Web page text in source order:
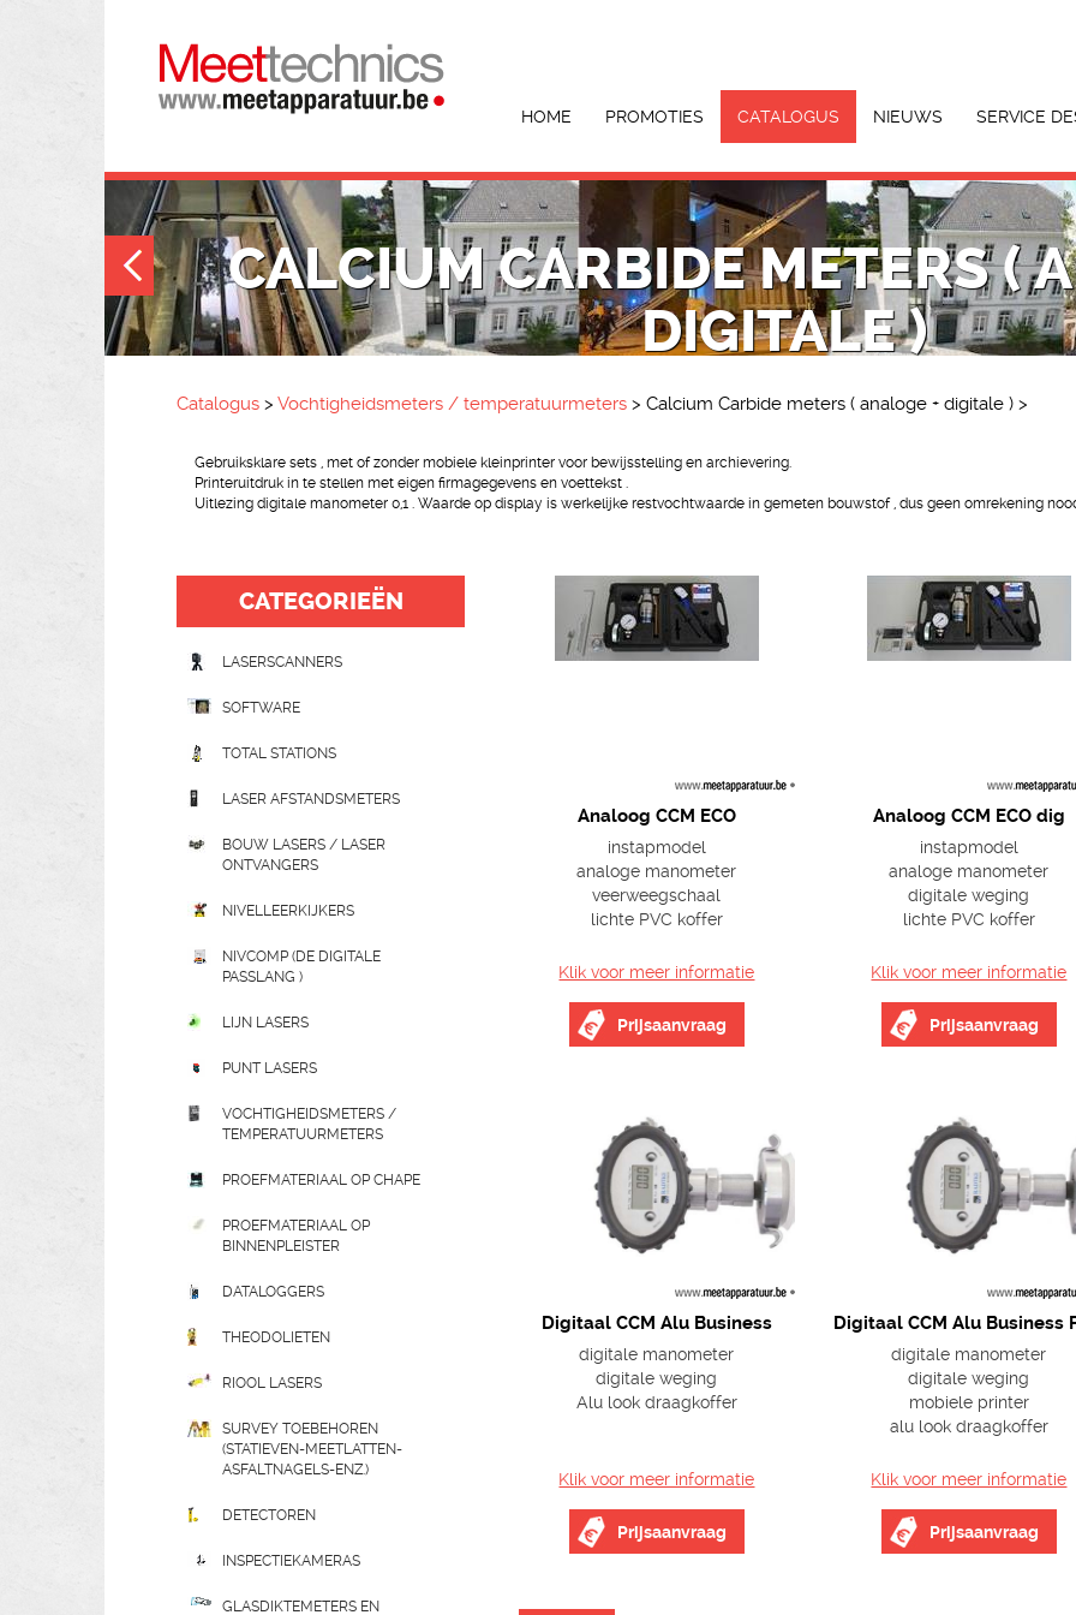
HOME PROMOTIES CATALOGUS NIEUWS SERVICE
CALCIUM CARBIDE METERS (
DIGITALE )
Catalogus > Vochtigheidsmeters / temperatuurmeters > Calcium Carbide meters ( analoge + digitale ) >
Gebruiksklare sets , met of zonder mobiele kleinprinter voor bewijsstelling en archievering.
Printeruitdruk in te stellen met eigen firmagegevens en voettekst .
Uitlezing digitale manometer 0,1 . Waarde op display is werkelijke restvochtwaarde in gemeten bouwstof , dus geen omrekening
CATEGORIEËN
LASERSCANNERS
SOFTWARE
TOTAL STATIONS
LASER AFSTANDSMETERS
BOUW LASERS / LASER
ONTVANGERS
NIVELLEERKIJKERS
NIVCOMP (DE DIGITALE
PASSLANG )
LIJN LASERS
PUNT LASERS
VOCHTIGHEIDSMETERS /
TEMPERATUURMETERS
PROEFMATERIAAL OP CHAPE
PROEFMATERIAAL OP
BINNENPLEISTER
DATALOGGERS
THEODOLIETEN
RIOOL LASERS
SURVEY TOEBEHOREN
(STATIEVEN-MEETLATTEN-
ASFALTNAGELS-ENZ.)
DETECTOREN
INSPECTIEKAMERAS
GLASDIKTEMETERS EN
Analoog CCM ECO
instapmodel
analoge manometer
veerweegschaal
lichte PVC koffer
Klik voor meer informatie
Prijsaanvraag
Analoog CCM ECO dig
instapmodel
analoge manometer
digitale weging
lichte PVC koffer
Klik voor meer informatie
Prijsaanvraag
Digitaal CCM Alu Business
digitale manometer
digitale weging
Alu look draagkoffer
Klik voor meer informatie
Prijsaanvraag
Digitaal CCM Alu Business
digitale manometer
digitale weging
mobiele printer
alu look draagkoffer
Klik voor meer informatie
Prijsaanvraag